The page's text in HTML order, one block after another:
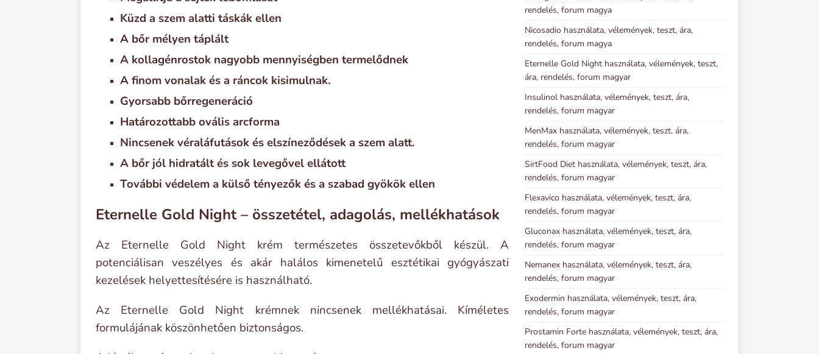
Küzd a szem alatti táskák ellen
A bőr mélyen táplált
A kollagénrostok nagyobb mennyiségben termelődnek
A finom vonalak és a ráncok kisimulnak.
Gyorsabb bőrregeneráció
Határozottabb ovális arcforma
Nincsenek véraláfutások és elszíneződések a szem alatt.
A bőr jól hidratált és sok levegővel ellátott
További védelem a külső tényezők és a szabad gyökök ellen
Eternelle Gold Night – összetétel, adagolás, mellékhatások
Az Eternelle Gold Night krém természetes összetevőkből készül. A
potenciálisan veszélyes és akár halálos kimenetelű esztétikai gyógyászati
kezelések helyettesítésére is használható.
Az Eternelle Gold Night krémnek nincsenek mellékhatásai. Kíméletes
formulájának köszönhetően biztonságos.
rendelés, forum magya
Nicosadio használata, vélemények, teszt, ára,
rendelés, forum magya
Eternelle Gold Night használata, vélemények, teszt,
ára, rendelés, forum magyar
Insulinol használata, vélemények, teszt, ára,
rendelés, forum magyar
MenMax használata, vélemények, teszt, ára,
rendelés, forum magyar
SirtFood Diet használata, vélemények, teszt, ára,
rendelés, forum magyar
Flexavico használata, vélemények, teszt, ára,
rendelés, forum magyar
Gluconax használata, vélemények, teszt, ára,
rendelés, forum magyar
Nemanex használata, vélemények, teszt, ára,
rendelés, forum magyar
Exodermin használata, vélemények, teszt, ára,
rendelés, forum magyar
Prostamin Forte használata, vélemények, teszt, ára,
rendelés, forum magyar